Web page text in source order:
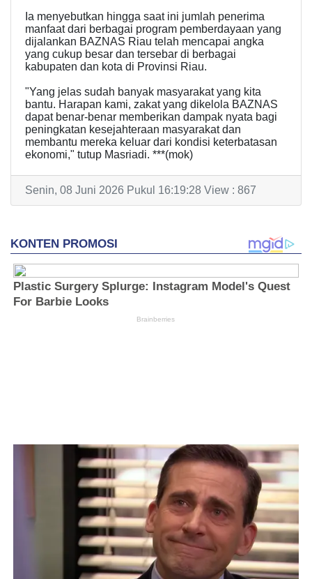
Ia menyebutkan hingga saat ini jumlah penerima
manfaat dari berbagai program pemberdayaan yang
dijalankan BAZNAS Riau telah mencapai angka
yang cukup besar dan tersebar di berbagai
kabupaten dan kota di Provinsi Riau.
"Yang jelas sudah banyak masyarakat yang kita
bantu. Harapan kami, zakat yang dikelola BAZNAS
dapat benar-benar memberikan dampak nyata bagi
peningkatan kesejahteraan masyarakat dan
membantu mereka keluar dari kondisi keterbatasan
ekonomi," tutup Masriadi. ***(mok)
Senin, 08 Juni 2026 Pukul 16:19:28 View : 867